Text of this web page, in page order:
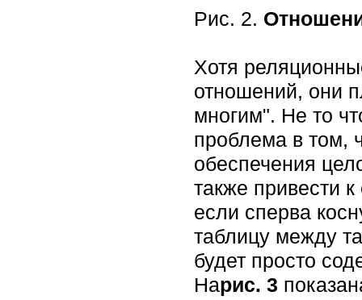
Рис. 2.
Хотя
отношений, они
многим". Не то
проблема в том,
обеспечения
также привести
если сперва
таблицу между
будет просто
Нарис. 3